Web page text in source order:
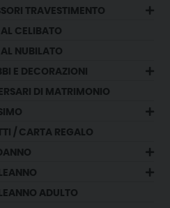
TRAVESTIMENTO
CELIBATO
NUBILATO
E DECORAZIONI
DI MATRIMONIO
/ CARTA REGALO
ADULTO